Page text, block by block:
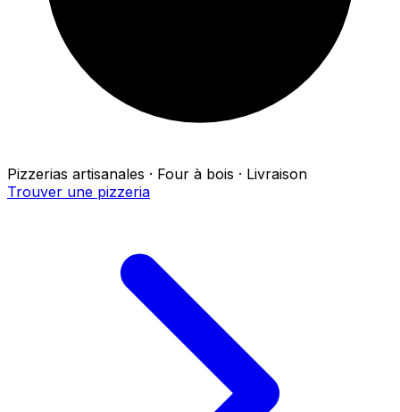
Pizzerias artisanales · Four à bois · Livraison
Trouver une pizzeria